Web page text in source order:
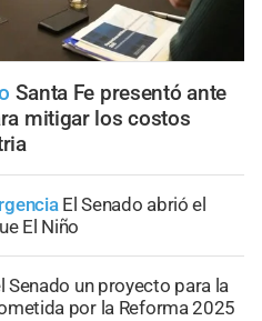
Santa Fe presentó ante
mitigar los costos
El Senado abrió el
El Niño
Senado un proyecto para la
por la Reforma 2025